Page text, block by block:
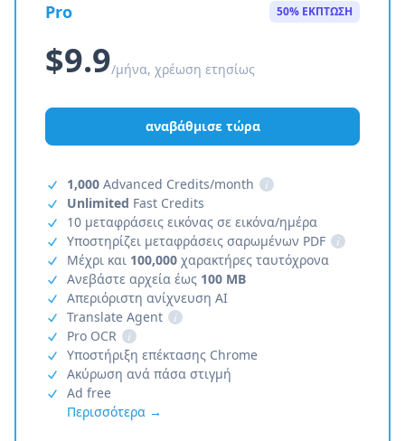
Pro 50% ΕΚΠΤΩΣΗ
$9.9/μήνα, χρέωση ετησίως
αναβάθμισε τώρα
1,000 Advanced Credits/month
i
Unlimited Fast Credits
10 μεταφράσεις εικόνας σε εικόνα/ημέρα
Υποστηρίζει μεταφράσεις σαρωμένων PDF
i
Μέχρι και 100,000 χαρακτήρες ταυτόχρονα
Ανεβάστε αρχεία έως 100 MB
Απεριόριστη ανίχνευση AI
Translate Agent
i
Pro OCR
i
Υποστήριξη επέκτασης Chrome
Ακύρωση ανά πάσα στιγμή
Ad free
Περισσότερα →